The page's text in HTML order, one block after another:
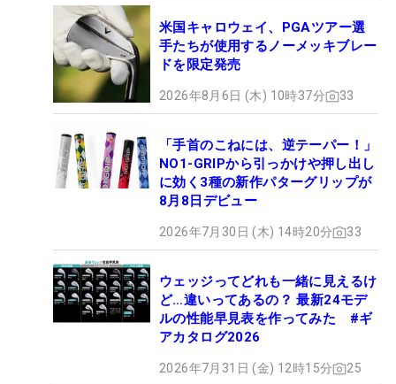
米国キャロウェイ、PGAツアー選
手たちが使用するノーメッキブレー
ドを限定発売
2026年8月6日 (木) 10時37分 33
「手首のこねには、逆テーパー！」
NO1-GRIPから引っかけや押し出し
に効く3種の新作パターグリップが
8月8日デビュー
2026年7月30日 (木) 14時20分 33
ウェッジってどれも一緒に見えるけ
ど…違いってあるの？ 最新24モデ
ルの性能早見表を作ってみた #ギ
アカタログ2026
2026年7月31日 (金) 12時15分 25